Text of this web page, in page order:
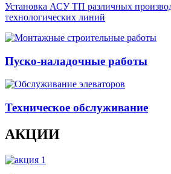
Установка АСУ ТП различных
технологических линий
Пуско-наладочные работы
Техническое обслуживание
АКЦИИ